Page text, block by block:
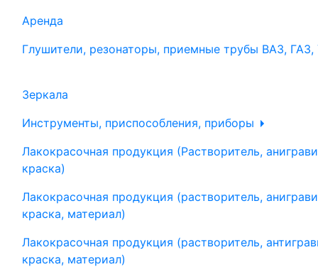
Аренда
Глушители, резонаторы, приемные трубы ВАЗ, ГАЗ,
Зеркала
Инструменты, приспособления, приборы
Лакокрасочная продукция (Растворитель,
краска)
Лакокрасочная продукция (растворитель,
краска, материал)
Лакокрасочная продукция (растворитель,
краска, материал)